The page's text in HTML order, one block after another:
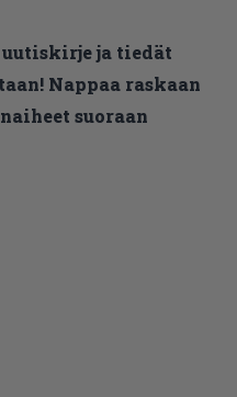
ja tiedät
Nappaa raskaan
suoraan